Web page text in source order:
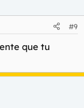
#9
que tu